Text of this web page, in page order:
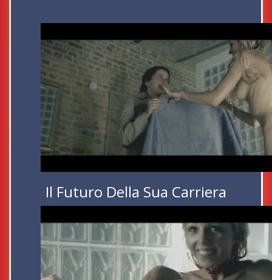
Il Futuro Della Sua Carriera